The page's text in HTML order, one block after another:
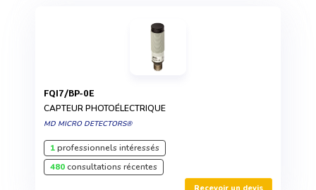
FQI7/BP-0E
CAPTEUR PHOTOÉLECTRIQUE
MD MICRO DETECTORS®
1professionnels intéressés
480consultations récentes